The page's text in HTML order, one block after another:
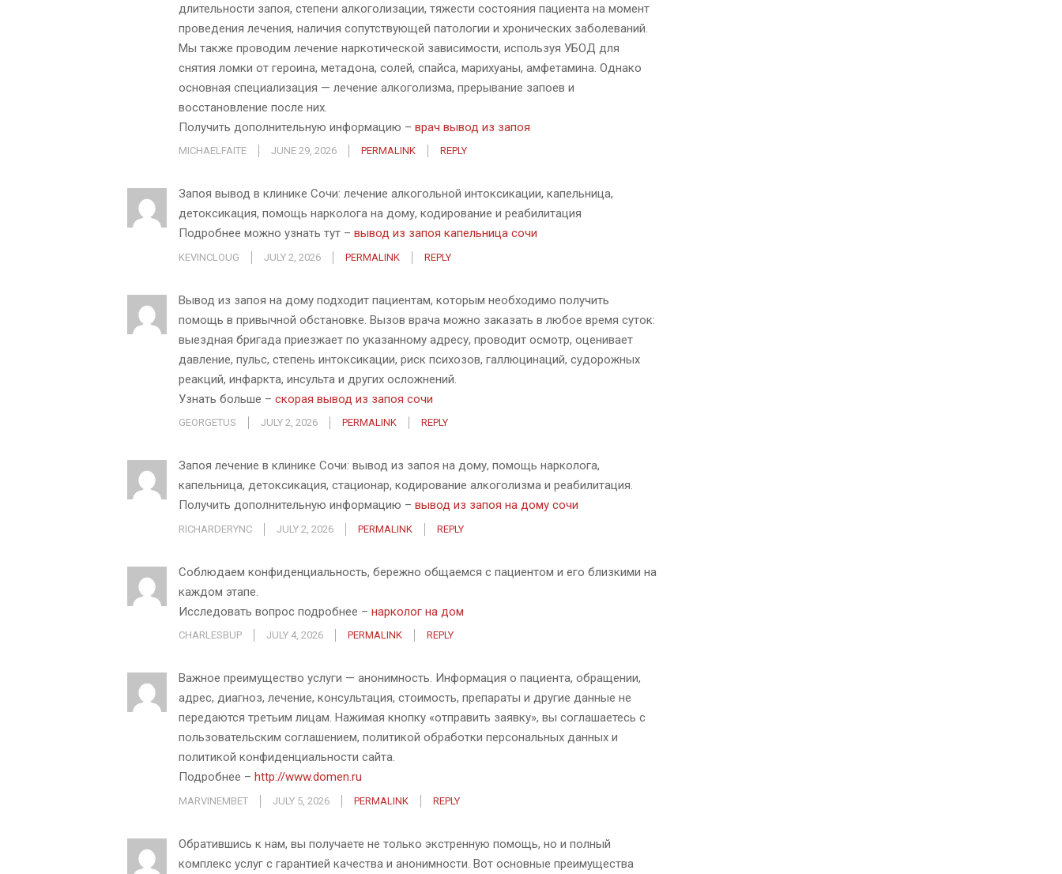
длительности запоя, степени алкоголизации, тяжести состояния пациента на момент
проведения лечения, наличия сопутствующей патологии и хронических заболеваний.
Мы также проводим лечение наркотической зависимости, используя УБОД для
снятия ломки от героина, метадона, солей, спайса, марихуаны, амфетамина. Однако
основная специализация — лечение алкоголизма, прерывание запоев и
восстановление после них.
Получить дополнительную информацию – врач вывод из запоя
MICHAELFAITE JUNE 29, 2026 PERMALINK REPLY
Запоя вывод в клинике Сочи: лечение алкогольной интоксикации, капельница,
детоксикация, помощь нарколога на дому, кодирование и реабилитация
Подробнее можно узнать тут – вывод из запоя капельница сочи
KEVINCLOUG JULY 2, 2026 PERMALINK REPLY
Вывод из запоя на дому подходит пациентам, которым необходимо получить
помощь в привычной обстановке. Вызов врача можно заказать в любое время суток:
выездная бригада приезжает по указанному адресу, проводит осмотр, оценивает
давление, пульс, степень интоксикации, риск психозов, галлюцинаций, судорожных
реакций, инфаркта, инсульта и других осложнений.
Узнать больше – скорая вывод из запоя сочи
GEORGETUS JULY 2, 2026 PERMALINK REPLY
Запоя лечение в клинике Сочи: вывод из запоя на дому, помощь нарколога,
капельница, детоксикация, стационар, кодирование алкоголизма и реабилитация.
Получить дополнительную информацию – вывод из запоя на дому сочи
RICHARDERYNC JULY 2, 2026 PERMALINK REPLY
Соблюдаем конфиденциальность, бережно общаемся с пациентом и его близкими на
каждом этапе.
Исследовать вопрос подробнее – нарколог на дом
CHARLESBUP JULY 4, 2026 PERMALINK REPLY
Важное преимущество услуги — анонимность. Информация о пациента, обращении,
адрес, диагноз, лечение, консультация, стоимость, препараты и другие данные не
передаются третьим лицам. Нажимая кнопку «отправить заявку», вы соглашаетесь с
пользовательским соглашением, политикой обработки персональных данных и
политикой конфиденциальности сайта.
Подробнее – http://www.domen.ru
MARVINEMBET JULY 5, 2026 PERMALINK REPLY
Обратившись к нам, вы получаете не только экстренную помощь, но и полный
комплекс услуг с гарантией качества и анонимности. Вот основные преимущества